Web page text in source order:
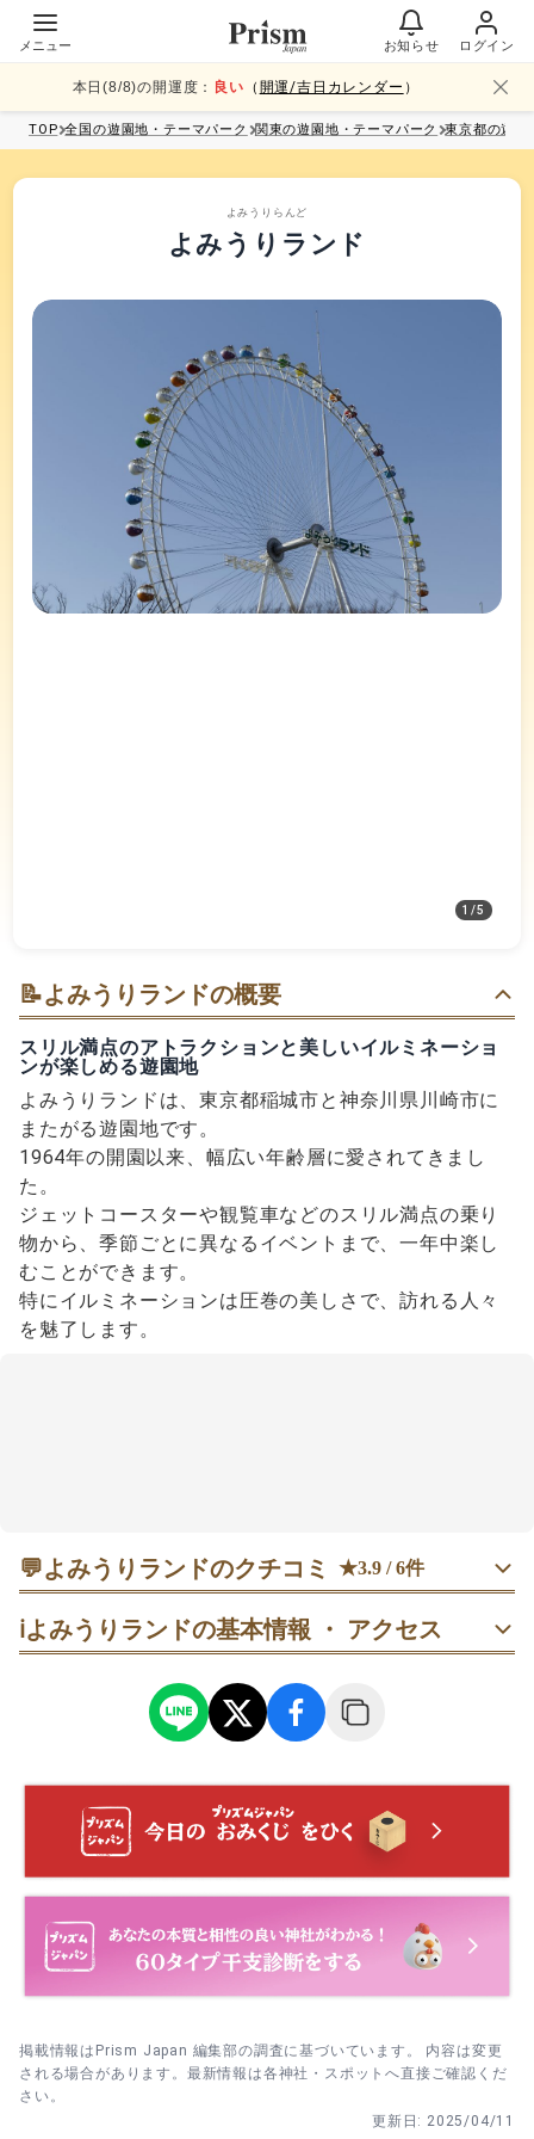
メニュー お知らせ ログイン
本日(8/8)の開運度： 良い （ 開運/吉日カレンダー ）
TOP 全国の遊園地・テーマパーク 関東の遊園地・テーマパーク 東京都の遊園
よみうりらんど
よみうりランド
1/5
📝よみうりランドの概要
スリル満点のアトラクションと美しいイルミネーショ
ンが楽しめる遊園地
よみうりランドは、東京都稲城市と神奈川県川崎市に
またがる遊園地です。
1964年の開園以来、幅広い年齢層に愛されてきまし
た。
ジェットコースターや観覧車などのスリル満点の乗り
物から、季節ごとに異なるイベントまで、一年中楽し
むことができます。
特にイルミネーションは圧巻の美しさで、訪れる人々
を魅了します。
💬よみうりランドのクチコミ ★3.9 / 6件
ジェットコースター🎢結構スリリングでおもしろい！
ディズニーやユニバは混みすぎて疲れるが、よみうりランド
なら混みすぎず、たくさんアトラクションに乗れて、満喫で
隣の「丘の湯」、行ったことないが周りの人はよく行って
る！高台なのでとても眺めが良いらしい！
近くにジャイアンツタウンが開発途中で、水族館🐟とか植物
づ 30代 女性
訪問日： 2023/12/13
もっとみる
ℹ️よみうりランドの基本情報 ・ アクセス
掲載情報はPrism Japan 編集部の調査に基づいています。 内容は変更
される場合があります。最新情報は各神社・スポットへ直接ご確認くだ
さい。
更新日: 2025/04/11